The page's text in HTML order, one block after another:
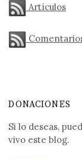
Artículos
DONACIONES
Si lo deseas,
vivo este blog.